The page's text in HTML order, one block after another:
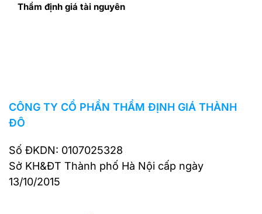
Thẩm định giá tài nguyên
CÔNG TY CỔ PHẦN THẨM ĐỊNH GIÁ THÀNH
ĐÔ
Số ĐKDN: 0107025328
Sở KH&ĐT Thành phố Hà Nội cấp ngày
13/10/2015